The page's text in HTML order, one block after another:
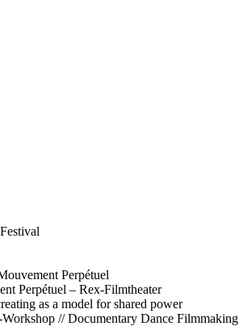
Perpétuel
Perpétuel – Rex-Filmtheater
as a model for shared power
// Documentary Dance Filmmaking